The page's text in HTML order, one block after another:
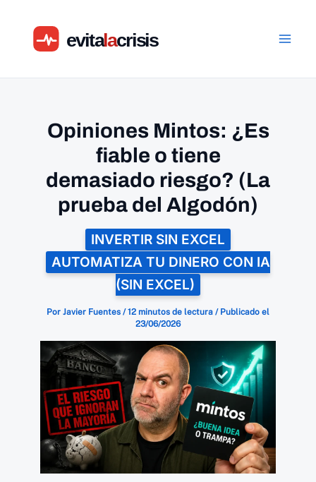
contenido
Opiniones Mintos: ¿Es
fiable o tiene
demasiado riesgo? (La
prueba del Algodón)
INVERTIR SIN EXCEL
AUTOMATIZA TU DINERO CON IA
(SIN EXCEL)
Por Javier Fuentes /12 minutos de lectura / Publicado el
23/06/2026